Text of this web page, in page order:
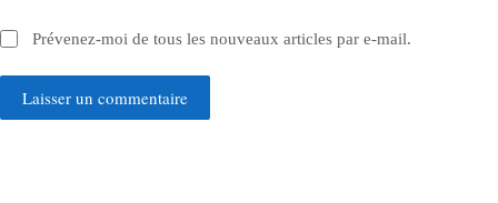
Prévenez-moi de tous les nouveaux articles par e-mail.
Laisser un commentaire